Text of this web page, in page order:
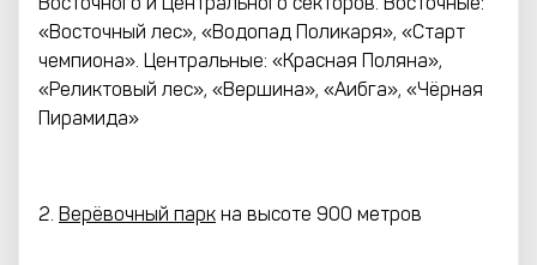
«Восточный лес», «Водопад Поликаря», «Старт
чемпиона». Центральные: «Красная Поляна»,
«Реликтовый лес», «Вершина», «Аибга», «Чёрная
Пирамида»
2. Верёвочный парк на высоте 900 метров